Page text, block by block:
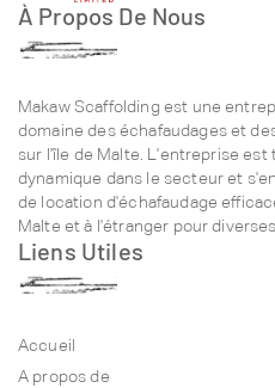
À Propos De Nous
Makaw Scaffolding est une
domaine des échafaudages et
sur l'île de Malte. L'entreprise
dynamique dans le secteur et
de location d'échafaudage
Malte et à l'étranger pour
Liens Utiles
Accueil
A propos de